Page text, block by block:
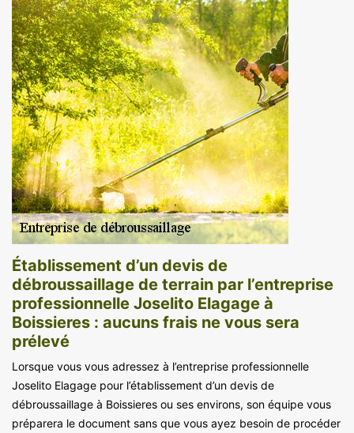
Établissement d’un devis de
débroussaillage de terrain par l’entreprise
professionnelle Joselito Elagage à
Boissieres : aucuns frais ne vous sera
prélevé
Lorsque vous vous adressez à l’entreprise professionnelle
Joselito Elagage pour l’établissement d’un devis de
débroussaillage à Boissieres ou ses environs, son équipe vous
préparera le document sans que vous ayez besoin de procéder